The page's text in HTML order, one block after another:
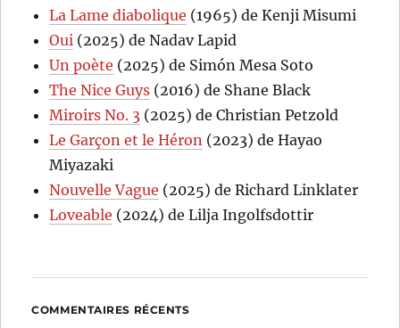
La Lame diabolique (1965) de Kenji Misumi
Oui (2025) de Nadav Lapid
Un poète (2025) de Simón Mesa Soto
The Nice Guys (2016) de Shane Black
Miroirs No. 3 (2025) de Christian Petzold
Le Garçon et le Héron (2023) de Hayao
Miyazaki
Nouvelle Vague (2025) de Richard Linklater
Loveable (2024) de Lilja Ingolfsdottir
COMMENTAIRES RÉCENTS